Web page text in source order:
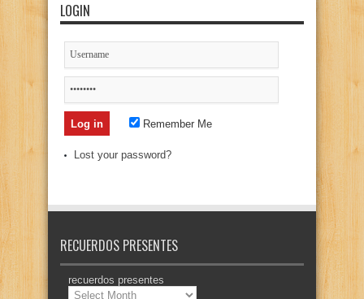
LOGIN
Remember Me
Lost your password?
RECUERDOS PRESENTES
recuerdos presentes